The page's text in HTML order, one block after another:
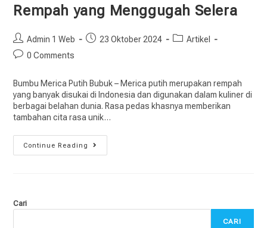
Rempah yang Menggugah Selera
Admin 1 Web 23 Oktober 2024
Artikel
0 Comments
Bumbu Merica Putih Bubuk – Merica putih merupakan rempah
yang banyak disukai di Indonesia dan digunakan dalam kuliner di
berbagai belahan dunia. Rasa pedas khasnya memberikan
tambahan cita rasa unik…
Continue Reading
Cari
CARI